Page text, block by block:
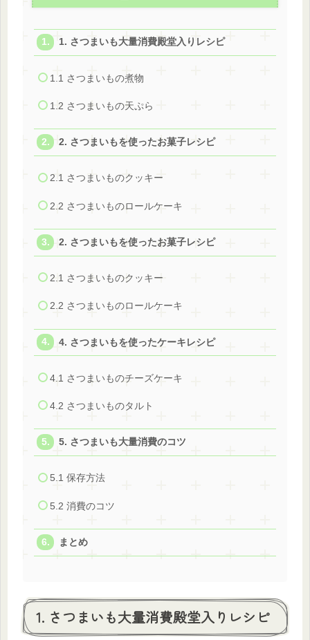
1. さつまいも大量消費殿堂入りレシピ
1.1 さつまいもの煮物
1.2 さつまいもの天ぷら
2. さつまいもを使ったお菓子レシピ
2.1 さつまいものクッキー
2.2 さつまいものロールケーキ
2. さつまいもを使ったお菓子レシピ
2.1 さつまいものクッキー
2.2 さつまいものロールケーキ
4. さつまいもを使ったケーキレシピ
4.1 さつまいものチーズケーキ
4.2 さつまいものタルト
5. さつまいも大量消費のコツ
5.1 保存方法
5.2 消費のコツ
まとめ
1. さつまいも大量消費殿堂入りレシピ